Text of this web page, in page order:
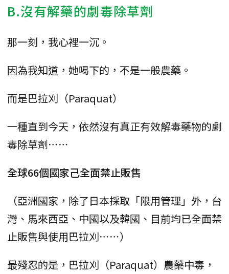
B.沒有解藥的劇毒除草劑
那一刻，我心裡一沉。
因為我知道，她喝下的，不是一般農藥。
而是巴拉刈（Paraquat）
一種直到今天，依然沒有真正有效解毒藥物的劇
毒除草劑⋯⋯
全球66個國家己全面禁止販售
（亞洲國家，除了日本採取「限用管理」外，台
灣、馬來西亞、中國以及韓國、目前均已全面禁
止販售與使用巴拉刈⋯⋯）
最殘忍的是，巴拉刈（Paraquat）農藥中毒，